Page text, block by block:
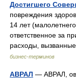
Достигшего
повреждения
14 лет
ответственное за
расходы,
бизнес-терминов
АВРАЛ — АВРАЛ,